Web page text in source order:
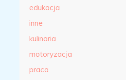
edukacja
inne
kulinaria
motoryzacja
praca